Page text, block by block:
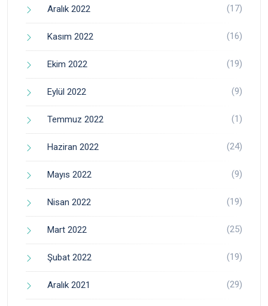
Aralık 2022 (17)
Kasım 2022 (16)
Ekim 2022 (19)
Eylül 2022 (9)
Temmuz 2022 (1)
Haziran 2022 (24)
Mayıs 2022 (9)
Nisan 2022 (19)
Mart 2022 (25)
Şubat 2022 (19)
Aralık 2021 (29)